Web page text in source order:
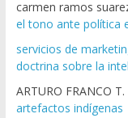
carmen ramos
el tono ante política
servicios de
doctrina sobre la
ARTURO FRANCO T.
artefactos indígenas